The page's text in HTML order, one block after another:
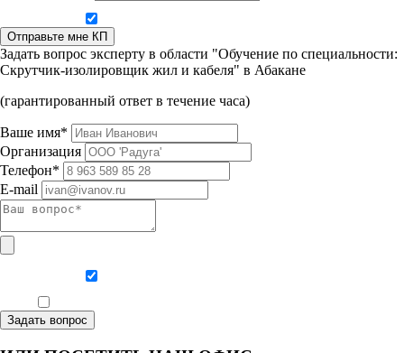
Отправьте мне КП
Задать вопрос эксперту в области "Обучение по специальности:
Скрутчик-изолировщик жил и кабеля" в Абакане
(гарантированный ответ в течение часа)
Ваше имя*
Организация
Телефон*
E-mail
Задать вопрос